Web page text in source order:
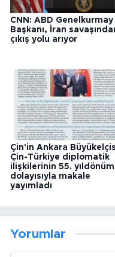
CNN: ABD Genelkurmay
Başkanı, İran
çıkış yolu arıyor
Çin'in Ankara
Çin-Türkiye diplomatik
ilişkilerinin 55.
dolayısıyla makale
yayımladı
Yorumlar